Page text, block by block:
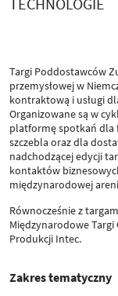
Targi Poddostawców
przemysłowej w
kontraktową i usługi
Organizowane są w
platformę spotkań dla
szczebla oraz dla
nadchodzącej edycji
kontaktów
międzynarodowej
Równocześnie z
Międzynarodowe
Produkcji Intec.
Zakres tematyczny